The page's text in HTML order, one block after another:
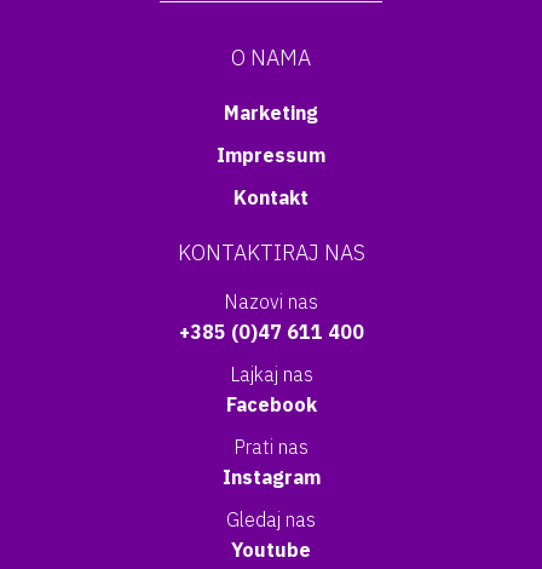
O NAMA
Marketing
Impressum
Kontakt
KONTAKTIRAJ NAS
Nazovi nas
+385 (0)47 611 400
Lajkaj nas
Facebook
Prati nas
Instagram
Gledaj nas
Youtube